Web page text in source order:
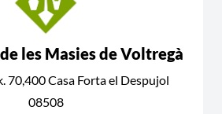
les Masies de Voltregà
70,400 Casa Forta el Despujol
08508